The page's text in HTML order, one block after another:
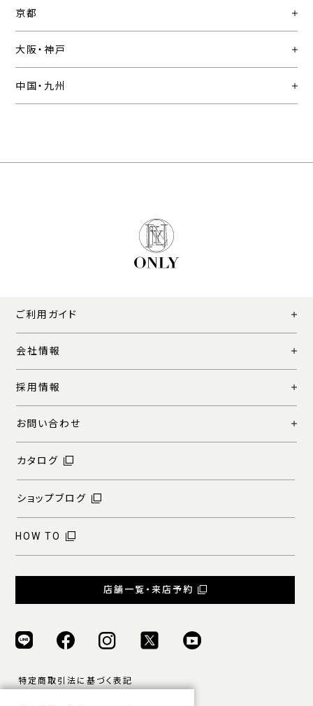
京都
大阪・神戸
中国・九州
ご利用ガイド
会社情報
採用情報
お問い合わせ
カタログ
ショップブログ
HOW TO
店舗一覧・来店予約
特定商取引法に基づく表記